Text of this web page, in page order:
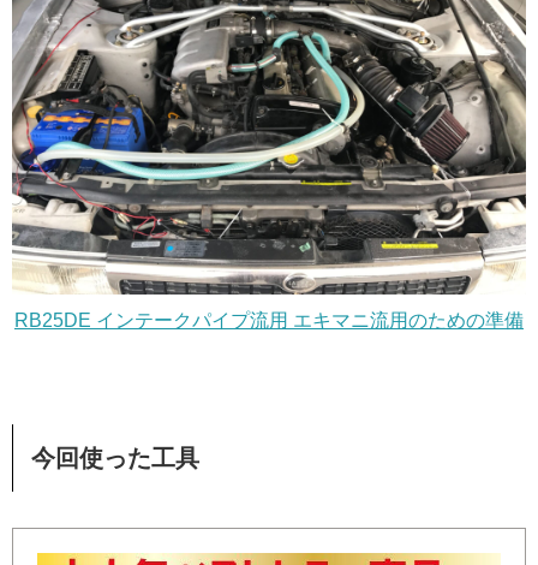
RB25DE インテークパイプ流用 エキマニ流用のための準備
今回使った工具